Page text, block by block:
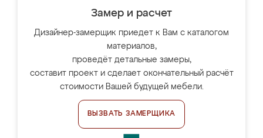
Замер и расчет
Дизайнер-замерщик приедет к Вам с каталогом
материалов,
проведёт детальные замеры,
составит проект и сделает окончательный расчёт
стоимости Вашей будущей мебели.
ВЫЗВАТЬ ЗАМЕРЩИКА